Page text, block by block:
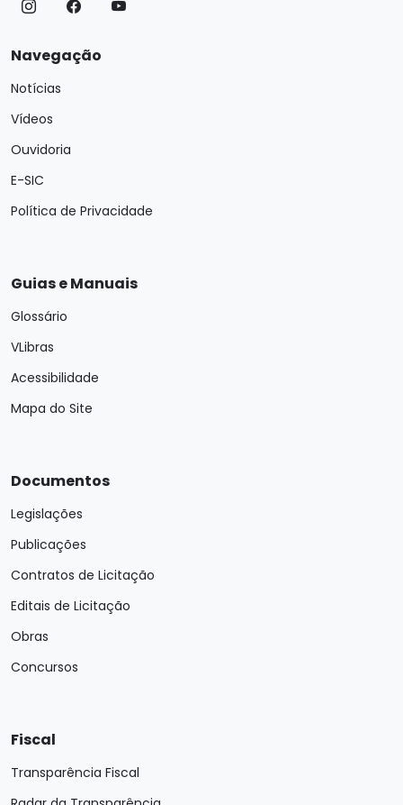
Navegação
Notícias
Vídeos
Ouvidoria
E-SIC
Política de Privacidade
Guias e Manuais
Glossário
VLibras
Acessibilidade
Mapa do Site
Documentos
Legislações
Publicações
Contratos de Licitação
Editais de Licitação
Obras
Concursos
Fiscal
Transparência Fiscal